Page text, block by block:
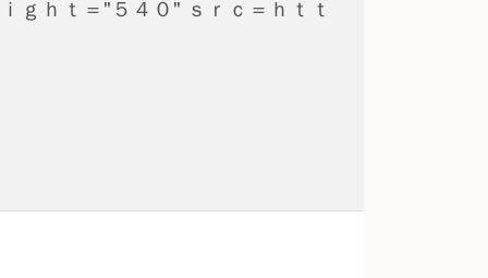
ｇｈｔ＝"５４０" ｓｒｃ＝ｈｔｔ